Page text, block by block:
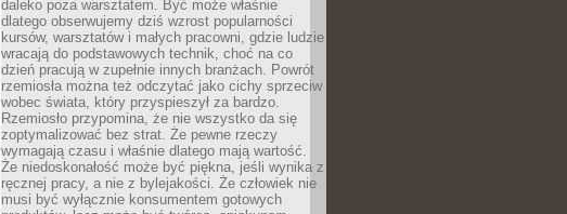
daleko poza warsztatem. Być może właśnie
dlatego obserwujemy dziś wzrost popularności
kursów, warsztatów i małych pracowni, gdzie ludzie
wracają do podstawowych technik, choć na co
dzień pracują w zupełnie innych branżach. Powrót
rzemiosła można też odczytać jako cichy sprzeciw
wobec świata, który przyspieszył za bardzo.
Rzemiosło przypomina, że nie wszystko da się
zoptymalizować bez strat. Że pewne rzeczy
wymagają czasu i właśnie dlatego mają wartość.
Że niedoskonałość może być piękna, jeśli wynika z
ręcznej pracy, a nie z bylejakości. Że człowiek nie
musi być wyłącznie konsumentem gotowych